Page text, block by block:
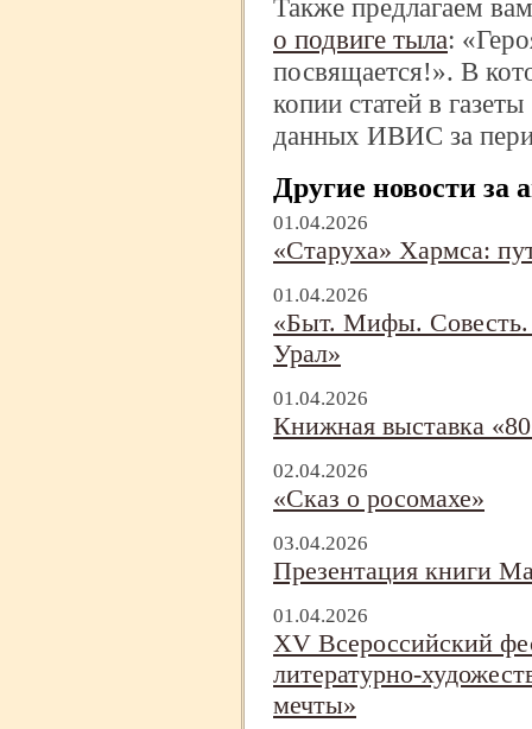
Также предлагаем
о подвиге тыла:
посвящается!». В
копии статей в
данных ИВИС за
Другие новости за
01.04.2026
«Старуха» Хармса:
01.04.2026
«Быт. Мифы. Совесть.
Урал»
01.04.2026
Книжная выставка
02.04.2026
«Сказ о росомахе»
03.04.2026
Презентация книги
01.04.2026
XV Всероссийский
литературно-
мечты»